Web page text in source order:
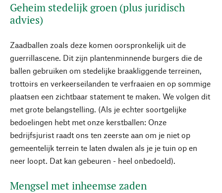
Geheim stedelijk groen (plus juridisch
advies)
Zaadballen zoals deze komen oorspronkelijk uit de
guerrillascene. Dit zijn plantenminnende burgers die de
ballen gebruiken om stedelijke braakliggende terreinen,
trottoirs en verkeerseilanden te verfraaien en op sommige
plaatsen een zichtbaar statement te maken. We volgen dit
met grote belangstelling. (Als je echter soortgelijke
bedoelingen hebt met onze kerstballen: Onze
bedrijfsjurist raadt ons ten zeerste aan om je niet op
gemeentelijk terrein te laten dwalen als je je tuin op en
neer loopt. Dat kan gebeuren - heel onbedoeld).
Mengsel met inheemse zaden